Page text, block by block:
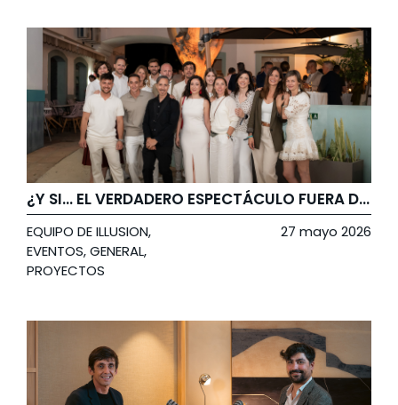
¿Y SI… EL VERDADERO ESPECTÁCULO FUERA DEJAR DE ACTUAR?
EQUIPO DE ILLUSION,
EVENTOS,GENERAL,
PROYECTOS
27 mayo 2026